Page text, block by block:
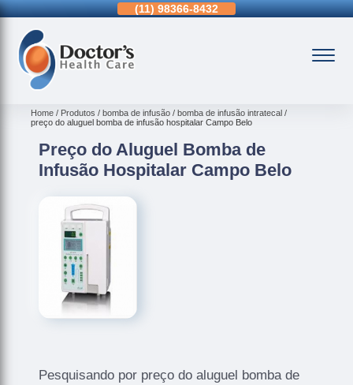
3963-0036 (11) 98366-8432 (15)3326-9334
Home Produtos bomba de infusão
bomba de infusão intratecal
preço do aluguel bomba de infusão hospitalar Campo Belo
Preço do Aluguel Bomba de
Infusão Hospitalar Campo Belo
Pesquisando por preço do aluguel bomba de